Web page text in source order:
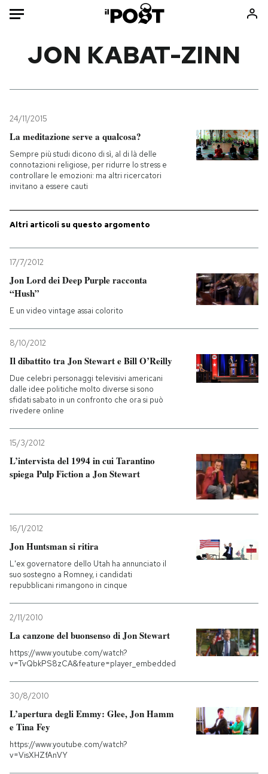
Mondo
Politica
Tecnologia
Internet
Scienza
Economia
Consumismi
Storie/Idee
Ok Boomer!
PODCAST
NEWSLETTER
SHOP
CALENDARIO
Entra
JON KABAT-ZINN
24/11/2015
La meditazione serve a qualcosa?
Sempre più studi dicono di sì, al di là delle
connotazioni religiose, per ridurre lo stress e
controllare le emozioni: ma altri ricercatori
invitano a essere cauti
Altri articoli su questo argomento
17/7/2012
Jon Lord dei Deep Purple racconta
“Hush”
E un video vintage assai colorito
8/10/2012
Il dibattito tra Jon Stewart e Bill O’Reilly
Due celebri personaggi televisivi americani
dalle idee politiche molto diverse si sono
sfidati sabato in un confronto che ora si può
rivedere online
15/3/2012
L’intervista del 1994 in cui Tarantino
spiega Pulp Fiction a Jon Stewart
16/1/2012
Jon Huntsman si ritira
L'ex governatore dello Utah ha annunciato il
suo sostegno a Romney, i candidati
repubblicani rimangono in cinque
2/11/2010
La canzone del buonsenso di Jon Stewart
https://www.youtube.com/watch?
v=TvQbkPS8zCA&feature=player_embedded
30/8/2010
L’apertura degli Emmy: Glee, Jon Hamm
e Tina Fey
https://www.youtube.com/watch?
v=VisXHZfAnVY